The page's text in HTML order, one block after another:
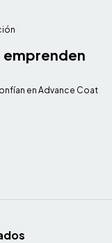
emprenden
en Advance Coat